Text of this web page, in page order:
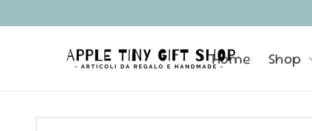
ai contenuti
Home Shop